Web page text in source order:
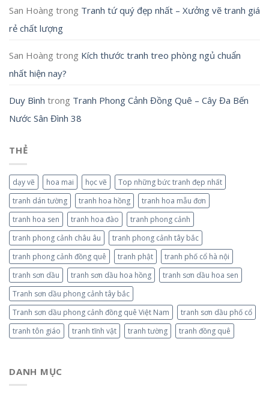
San Hoàng trong Tranh tứ quý đẹp nhất – Xưởng vẽ tranh giá
rẻ chất lượng
San Hoàng trong Kích thước tranh treo phòng ngủ chuẩn
nhất hiện nay?
Duy Bình trong Tranh Phong Cảnh Đồng Quê – Cây Đa Bến
Nước Sân Đình 38
THẺ
dạy vẽ hoa mai học vẽ
Top những bức tranh đẹp nhất
tranh dán tường
tranh hoa hồng
tranh hoa mẫu đơn
tranh hoa sen
tranh hoa đào
tranh phong cảnh
tranh phong cảnh châu âu
tranh phong cảnh tây bắc
tranh phong cảnh đồng quê
tranh phật
tranh phố cổ hà nội
tranh sơn dầu
tranh sơn dầu hoa hồng
tranh sơn dầu hoa sen
Tranh sơn dầu phong cảnh tây bắc
Tranh sơn dầu phong cảnh đồng quê Việt Nam
tranh sơn dầu phố cổ
tranh tôn giáo
tranh tĩnh vật tranh tường tranh đồng quê
DANH MỤC